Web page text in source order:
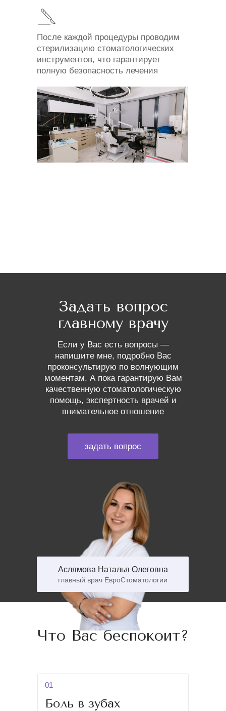
После каждой процедуры проводим
стерилизацию стоматологических
инструментов, что гарантирует
полную безопасность лечения
Задать вопрос
главному врачу
Если у Вас есть вопросы —
напишите мне, подробно Вас
проконсультирую по волнующим
моментам. А пока гарантирую Вам
качественную стоматологическую
помощь, экспертность врачей и
внимательное отношение
задать вопрос
Аслямова Наталья Олеговна
главный врач ЕвроСтоматологии
Что Вас беспокоит?
01
Боль в зубах